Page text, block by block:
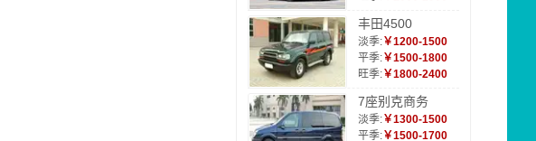
丰田4500
淡季:￥1200-1500
平季:￥1500-1800
旺季:￥1800-2400
7座别克商务
淡季:￥1300-1500
平季:￥1500-1700